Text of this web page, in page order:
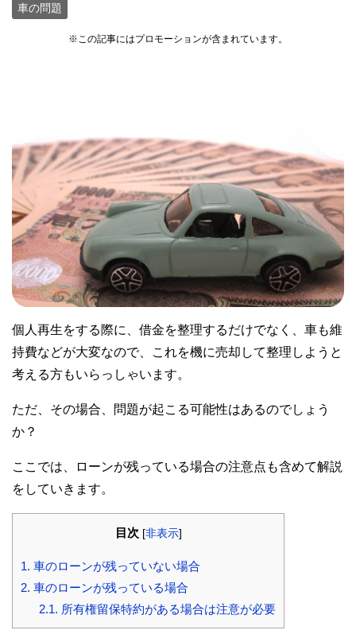
車の問題
※この記事にはプロモーションが含まれています。
個人再生をする際に、借金を整理するだけでなく、車も維
持費などが大変なので、これを機に売却して整理しようと
考える方もいらっしゃいます。
ただ、その場合、問題が起こる可能性はあるのでしょう
か？
ここでは、ローンが残っている場合の注意点も含めて解説
をしていきます。
目次 [非表示]
1. 車のローンが残っていない場合
2. 車のローンが残っている場合
2.1. 所有権留保特約がある場合は注意が必要